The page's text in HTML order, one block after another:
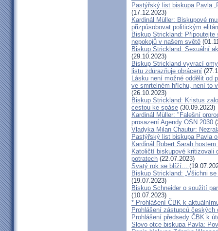
Pastýřský list biskupa Pavla
(17.12.2023)
Kardinál Müller: Biskupové
přizpůsobovat politickým
Biskup Strickland:
nepokojů v našem světě
Biskup Strickland: Sexuální
(29.10.2023)
Biskup Strickland vyvrací
listu zdůrazňuje obrácení
Lásku není možné oddělit od
ve smrtelném hříchu, není to
(26.10.2023)
Biskup Strickland: Kristus
cestou ke spáse (30.09.2023)
Kardinál Müller: "Falešní
prosazení Agendy OSN 2030
Vladyka Milan Chautur:
Pastýřský list biskupa Pavla
Kardinál Robert Sarah
Katoličtí biskupové kritizovali
potratech (22.07.2023)
Svatý rok se blíží...
Biskup Strickland: „Všichni
(19.07.2023)
Biskup Schneider o soužití
(10.07.2023)
* Prohlášení ČBK k
Prohlášení zástupců
Prohlášení předsedy ČBK k
Slovo otce biskupa Pavla: